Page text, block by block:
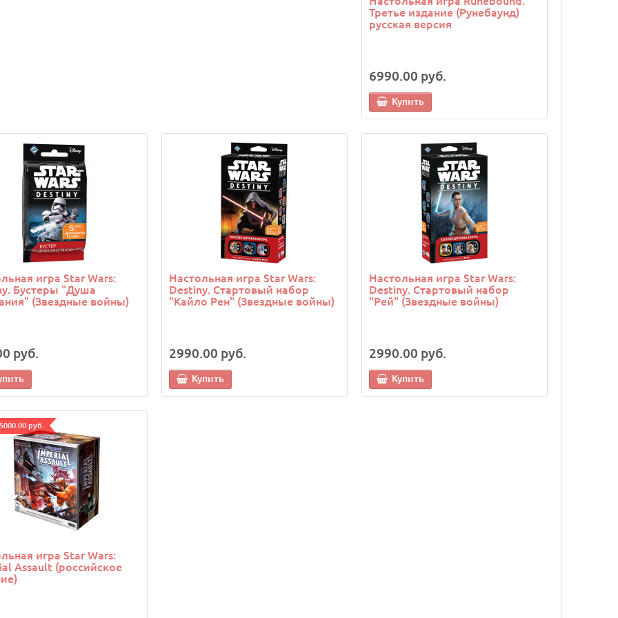
Третье издание (Рунебаунд)
русская версия
6990.00 руб.
Купить
игра Star Wars:
Бустеры "Душа
(Звездные войны)
руб.
Настольная игра Star Wars:
Destiny. Стартовый набор
"Кайло Рен" (Звездные войны)
2990.00 руб.
Купить
Настольная игра Star Wars:
Destiny. Стартовый набор
"Рей" (Звездные войны)
2990.00 руб.
Купить
руб.
игра Star Wars:
Assault (российское